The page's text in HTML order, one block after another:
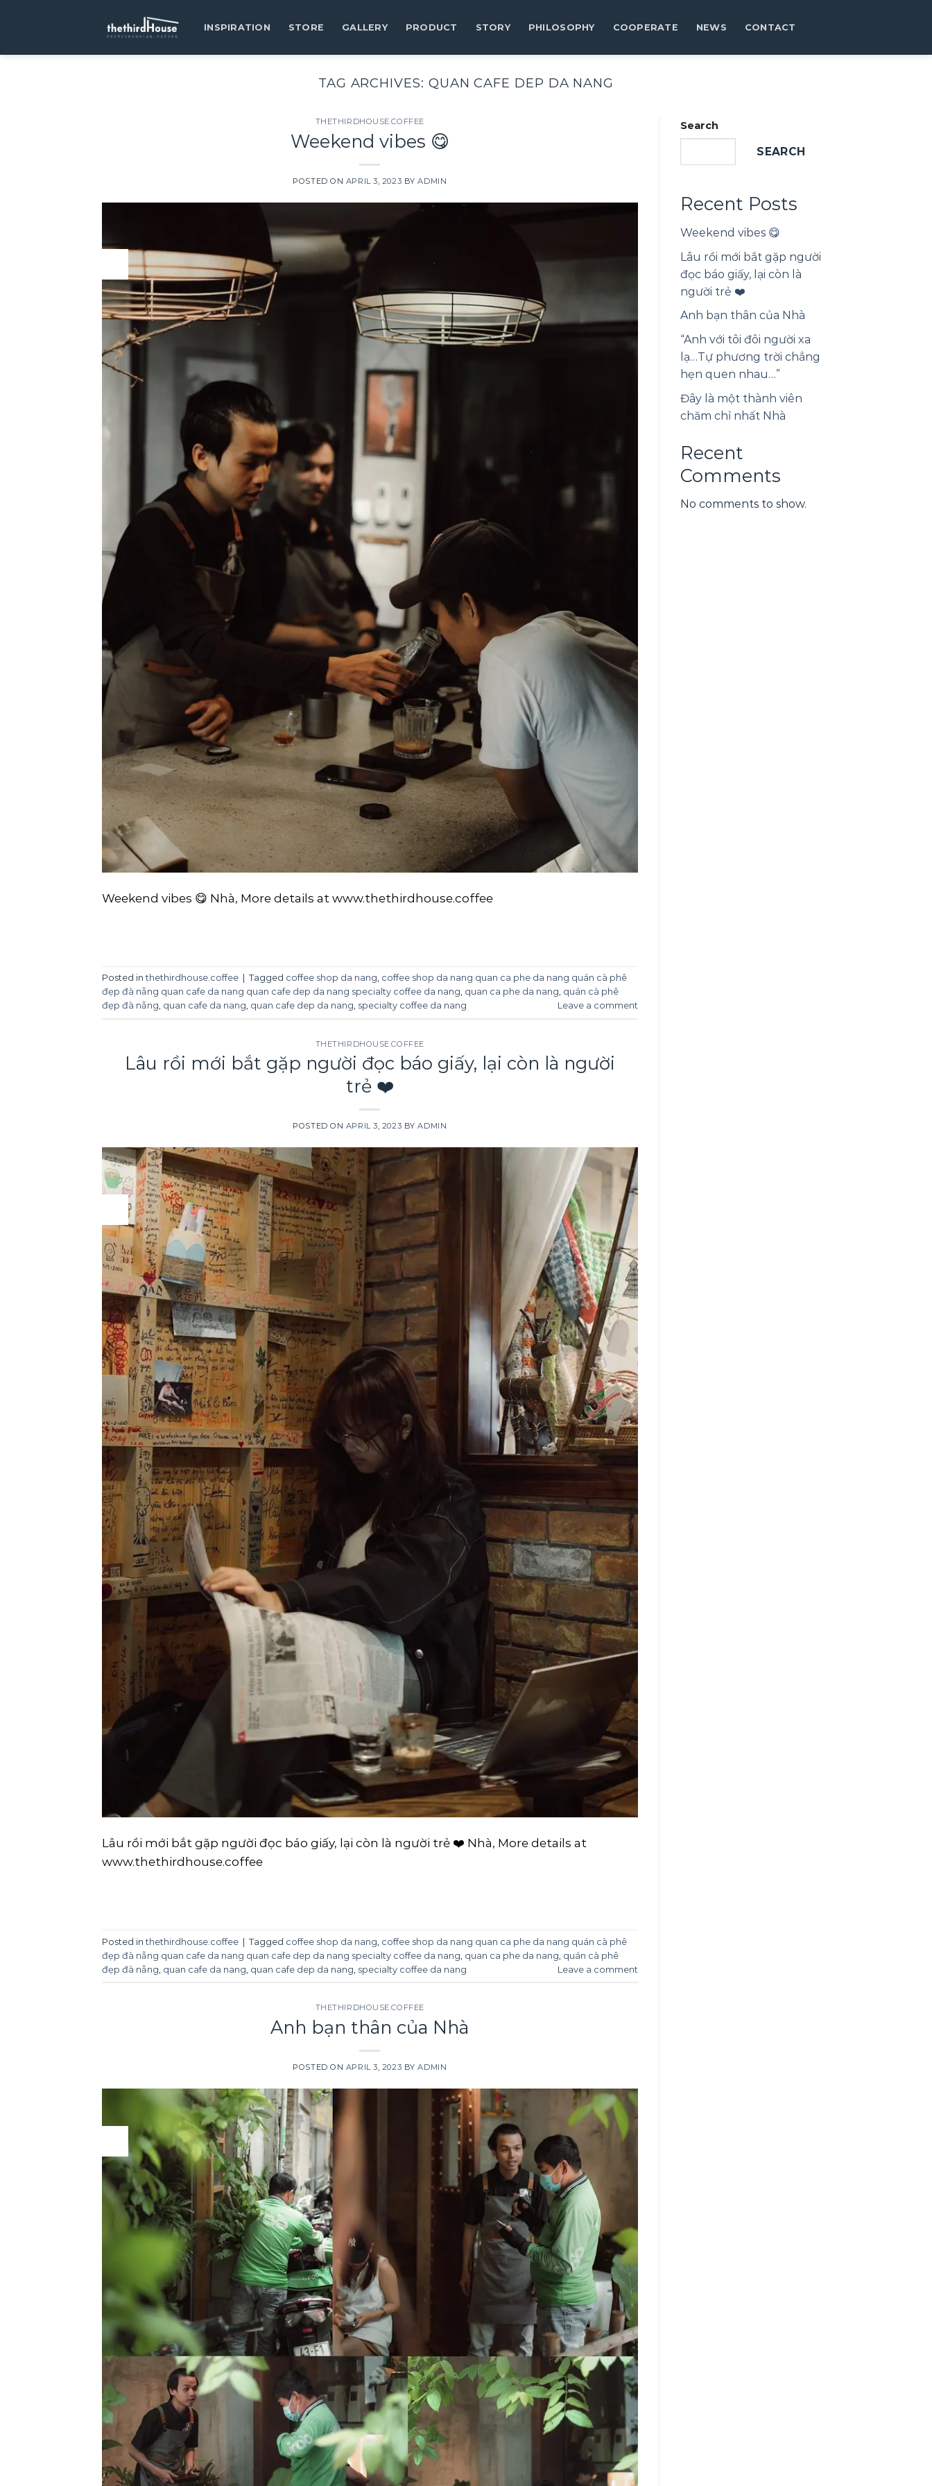
INSPIRATION STORE GALLERY PRODUCT STORY PHILOSOPHY COOPERATE NEWS CONTACT
TAG ARCHIVES: QUAN CAFE DEP DA NANG
THETHIRDHOUSE.COFFEE
Weekend vibes 😋
POSTED ON APRIL 3, 2023 BYADMIN
Weekend vibes 😋 Nhà, More details at www.thethirdhouse.coffee
Posted inthethirdhouse.coffee Tagged coffee shop da nang, coffee shop da nang quan ca phe da nang quán cà phê
đẹp đà nẵng quan cafe da nang quan cafe dep da nang specialty coffee da nang, quan ca phe da nang, quán cà phê
đẹp đà nẵng, quan cafe da nang, quan cafe dep da nang, specialty coffee da nang Leave a comment
THETHIRDHOUSE.COFFEE
Lâu rồi mới bắt gặp người đọc báo giấy, lại còn là người
trẻ ❤️
POSTED ON APRIL 3, 2023 BYADMIN
Lâu rồi mới bắt gặp người đọc báo giấy, lại còn là người trẻ ❤️ Nhà, More details at
www.thethirdhouse.coffee
Posted inthethirdhouse.coffee | Tagged coffee shop da nang coffee shop da nang quan ca phe da nang quán cà phê
đẹp đà nẵng quan cafe da nang quan cafe dep da nang specialty coffee da nang quan ca phe da nang quán cà phê
đẹp đà nẵng quan cafe da nang quan cafe dep da nang specialty coffee da nang Leave a comment
THETHIRDHOUSE.COFFEE
Anh bạn thân của Nhà
POSTED ON APRIL 3, 2023 BYADMIN
Search
SEARCH
Recent Posts
Weekend vibes 😋
Lâu rồi mới bắt gặp người
đọc báo giấy, lại còn là
người trẻ ❤️
Anh bạn thân của Nhà
“Anh với tôi đôi người xa
lạ…Tự phương trời chẳng
hẹn quen nhau…”
Đây là một thành viên
chăm chỉ nhất Nhà
Recent
Comments
No comments to show.